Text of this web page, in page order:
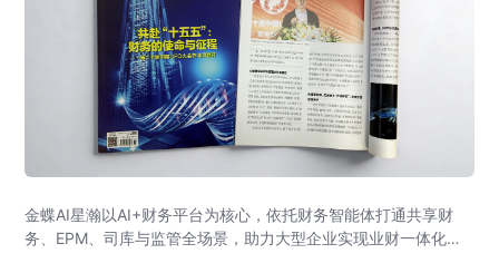
金蝶AI星瀚以AI+财务平台为核心，依托财务智能体打通共享财
务、EPM、司库与监管全场景，助力大型企业实现业财一体化与